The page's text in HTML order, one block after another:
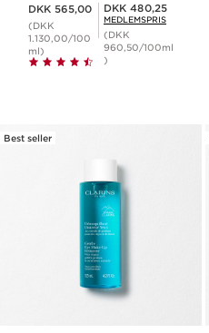
DKK 565,00
(DKK
1.130,00/100
ml)
Medlemspris DKK 480,25
DKK 480,25
MEDLEMSPRIS
(DKK
960,50/100ml
)
Best seller